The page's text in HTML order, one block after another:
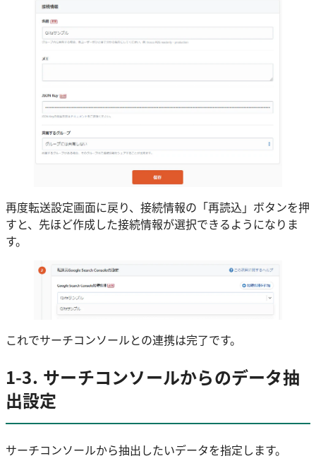
再度転送設定画面に戻り、接続情報の「再読込」ボタンを押
すと、先ほど作成した接続情報が選択できるようになりま
す。
これでサーチコンソールとの連携は完了です。
1-3. サーチコンソールからのデータ抽
出設定
サーチコンソールから抽出したいデータを指定します。